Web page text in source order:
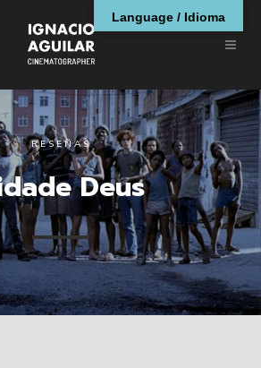
RESEÑAS
Deus
Language / Idioma